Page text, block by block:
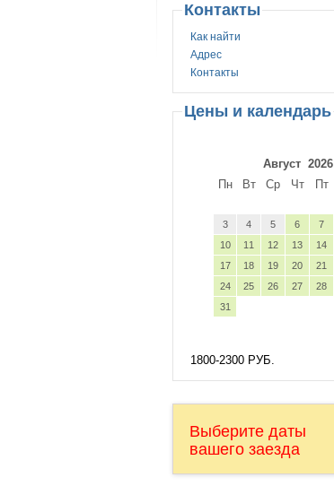
Контакты
Как найти
Адрес
Контакты
Цены и календарь
Август 2026
Пн
Вт Ср Чт Пт
3
4 5 6 7
10
11 12 13 14
17
18 19 20 21
24
25 26 27 28
31
1800-2300 РУБ.
Выберите даты
вашего заезда